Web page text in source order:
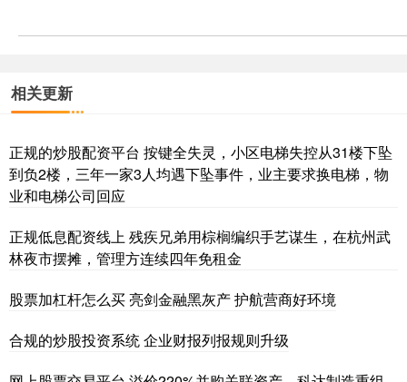
相关更新
正规的炒股配资平台 按键全失灵，小区电梯失控从31楼下坠
到负2楼，三年一家3人均遇下坠事件，业主要求换电梯，物
业和电梯公司回应
正规低息配资线上 残疾兄弟用棕榈编织手艺谋生，在杭州武
林夜市摆摊，管理方连续四年免租金
股票加杠杆怎么买 亮剑金融黑灰产 护航营商好环境
合规的炒股投资系统 企业财报列报规则升级